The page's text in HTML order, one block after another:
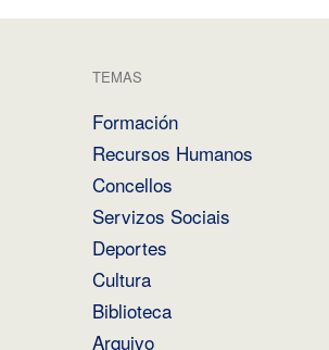
TEMAS
Formación
Recursos Humanos
Concellos
Servizos Sociais
Deportes
Cultura
Biblioteca
Arquivo